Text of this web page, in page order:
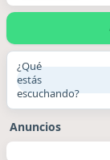
¿Qué
estás
escuchando?
Anuncios